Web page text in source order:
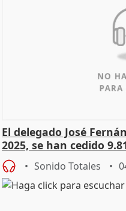
El delegado José
2025, se han cedido
Sonido Totales